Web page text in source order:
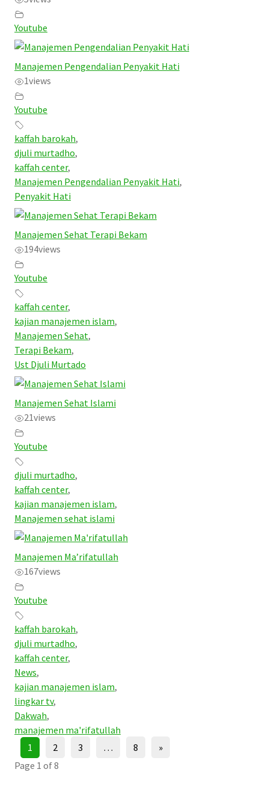
Youtube
Manajemen Pengendalian Penyakit Hati
1views
Youtube
kaffah barokah,
djuli murtadho,
kaffah center,
Manajemen Pengendalian Penyakit Hati,
Penyakit Hati
Manajemen Sehat Terapi Bekam
194views
Youtube
kaffah center,
kajian manajemen islam,
Manajemen Sehat,
Terapi Bekam,
Ust Djuli Murtado
Manajemen Sehat Islami
21views
Youtube
djuli murtadho,
kaffah center,
kajian manajemen islam,
Manajemen sehat islami
Manajemen Ma’rifatullah
167views
Youtube
kaffah barokah,
djuli murtadho,
kaffah center,
News,
kajian manajemen islam,
lingkar tv,
Dakwah,
manajemen ma'rifatullah
1
2 3 … 8
»
Page 1 of 8